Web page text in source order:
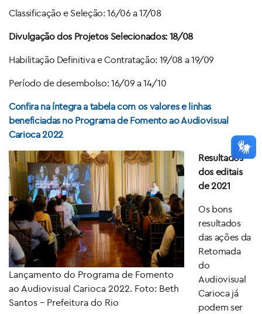
Classificação e Seleção: 16/06 a 17/08
Divulgação dos Projetos Selecionados: 18/08
Habilitação Definitiva e Contratação: 19/08 a 19/09
Período de desembolso: 16/09 a 14/10
Confira na íntegra a tabela com os valores e linhas
beneficiadas no Programa de Fomento ao Audiovisual
Carioca 2022
Lançamento do Programa de Fomento
ao Audiovisual Carioca 2022. Foto: Beth
Santos – Prefeitura do Rio
Resultados
dos editais
de 2021
Os bons
resultados
das ações da
Retomada
do
Audiovisual
Carioca já
podem ser